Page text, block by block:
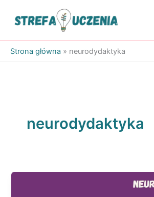
Strona główna » neurodydaktyka
neurodydaktyka